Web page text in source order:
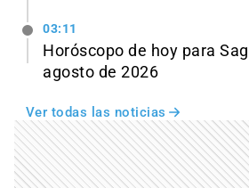
03:11
Horóscopo de hoy para
agosto de 2026
Ver todas las noticias